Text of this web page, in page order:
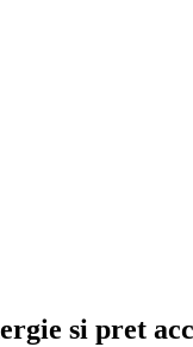
si pret